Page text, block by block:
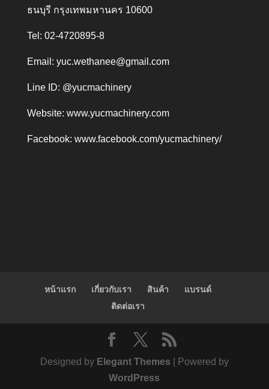
ธนบุรี กรุงเทพมหานคร 10600
Tel: 02-4720895-8
Email: yuc.wethanee@gmail.com
Line ID: @yucmachinery
Website: www.yucmachinery.com
Facebook: www.facebook.com/yucmachinery/
หน้าแรก เกี่ยวกับเรา สินค้า
แบรนด์
ติดต่อเรา
Designed by Elegant Themes | Powered by
WordPress